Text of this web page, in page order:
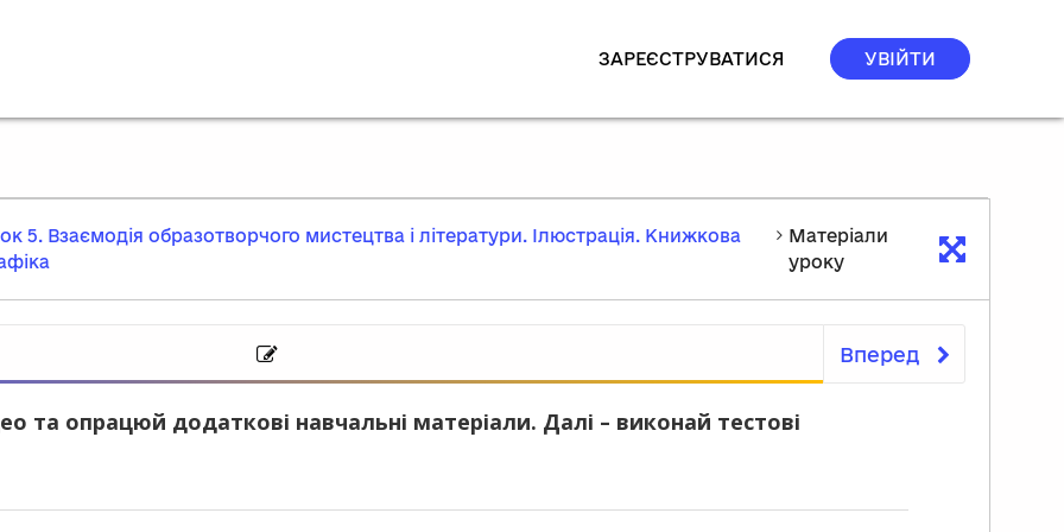
ЗАРЕЄСТРУВАТИСЯ УВІЙТИ
5. Взаємодія образотворчого мистецтва і літератури. Ілюстрація. Книжкова
Матеріали
уроку
Вперед
та опрацюй додаткові навчальні матеріали. Далі – виконай тестові